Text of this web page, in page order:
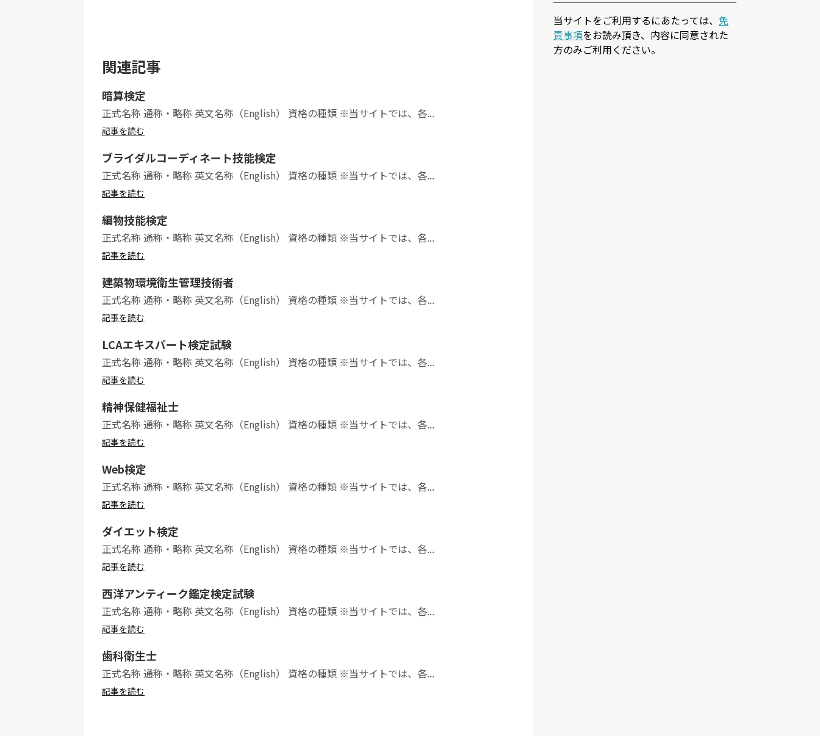
関連記事
暗算検定
正式名称 通称・略称 英文名称（English） 資格の種類 ※当サイトでは、各...
記事を読む
ブライダルコーディネート技能検定
正式名称 通称・略称 英文名称（English） 資格の種類 ※当サイトでは、各...
記事を読む
編物技能検定
正式名称 通称・略称 英文名称（English） 資格の種類 ※当サイトでは、各...
記事を読む
建築物環境衛生管理技術者
正式名称 通称・略称 英文名称（English） 資格の種類 ※当サイトでは、各...
記事を読む
LCAエキスパート検定試験
正式名称 通称・略称 英文名称（English） 資格の種類 ※当サイトでは、各...
記事を読む
精神保健福祉士
正式名称 通称・略称 英文名称（English） 資格の種類 ※当サイトでは、各...
記事を読む
Web検定
正式名称 通称・略称 英文名称（English） 資格の種類 ※当サイトでは、各...
記事を読む
ダイエット検定
正式名称 通称・略称 英文名称（English） 資格の種類 ※当サイトでは、各...
記事を読む
西洋アンティーク鑑定検定試験
正式名称 通称・略称 英文名称（English） 資格の種類 ※当サイトでは、各...
記事を読む
歯科衛生士
正式名称 通称・略称 英文名称（English） 資格の種類 ※当サイトでは、各...
記事を読む
当サイトをご利用するにあたっては、 免
責事項をお読み頂き、内容に同意された
方のみご利用ください。